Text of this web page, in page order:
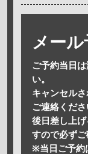
メー
ご予約当日
い。
キャンセル
ご連絡くださ
後日差し上
すので必ずご
※当日ご予約